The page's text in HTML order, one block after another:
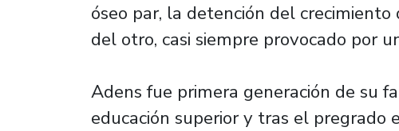
óseo par, la detención del
del otro, casi siempre provocado por
Adens fue primera generación de su
educación superior y tras el